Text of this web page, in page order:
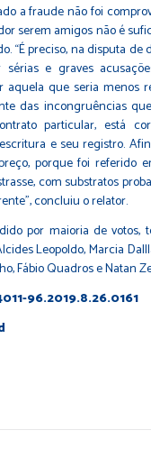
a fraude não foi
serem amigos não é
“É preciso, na disputa de
sérias e graves
aquela que seria menos
das incongruências
particular, está
e seu registro.
porque foi referido
com substratos
concluiu o relator.
por maioria de votos,
Leopoldo, Marcia
Fábio Quadros e Natan
96.2019.8.26.0161